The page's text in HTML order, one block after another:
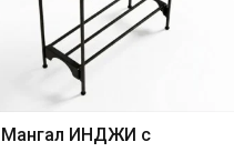
Мангал ИНДЖИ с